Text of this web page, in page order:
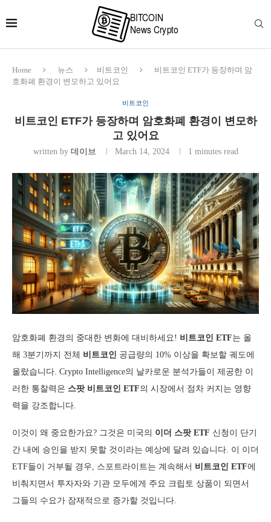
Home 뉴스 비트코인
비트코인 ETF가 등장하며 암
호화폐 환경이 변모하고 있어요
비트코인
비트코인 ETF가 등장하며 암호화폐 환경이 변모하
고 있어요
written by 데이브 March 14, 2024 1 minutes read
암호화폐 환경의 중대한 변화에 대비하세요! 비트코인 ETF는 올
해 3분기까지 전체 비트코인
공급량의 10% 이상을 확보할 궤도에
올랐습니다. Crypto Intelligence의 날카로운 분석가들이 제공한 이
러한 통찰력은 스팟 비트코인 ETF의 시장에서 점차 커지는 영향
력을 강조합니다.
이것이 왜 중요한가요? 그것은 미국의 이더 스팟 ETF 신청이 단기
간 내에 승인을 받지 못할 것이라는 예상에 달려 있습니다. 이 이더
ETF들이 거부될 경우, 스포트라이트는 계속해서 비트코인 ETF에
비춰지면서 투자자와 기관 모두에게 주요 크립토 상품이 되면서
그들의 수요가 잠재적으로 증가할 것입니다.